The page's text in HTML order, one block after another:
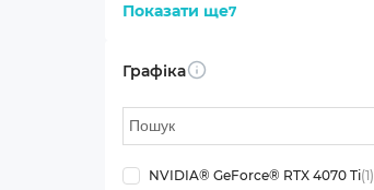
Показати ще7
Графіка Info
NVIDIA® GeForce® RTX 4070 Ti(1)